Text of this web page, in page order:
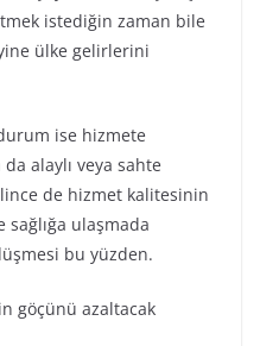
istediğin zaman bile
ülke gelirlerini
ise hizmete
alaylı veya sahte
de hizmet kalitesinin
sağlığa ulaşmada
bu yüzden.
göçünü azaltacak